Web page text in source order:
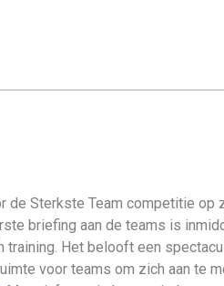
de Sterkste Team competitie op
briefing aan de teams is
training. Het belooft een
voor teams om zich aan te